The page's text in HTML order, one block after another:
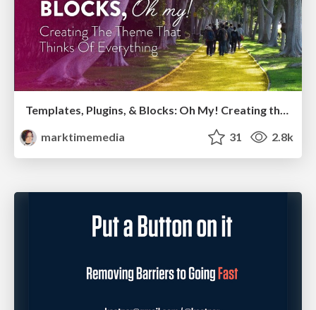
Templates, Plugins, & Blocks: Oh My! Creating the theme that thinks of everything
marktimemedia
31 2.8k